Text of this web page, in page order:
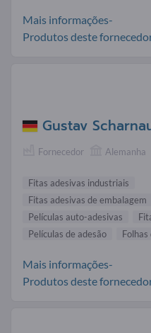
Mais informações-
Produtos deste
Gustav
Fornecedor Alemanha
Fitas adesivas industriais
Fitas adesivas de embalagem
Películas auto-adesivas
Películas de adesão
Mais informações-
Produtos deste